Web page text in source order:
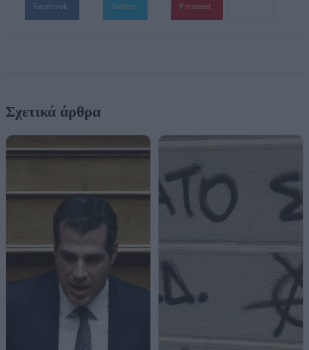
Facebook Twitter Pinterest
Σχετικά άρθρα